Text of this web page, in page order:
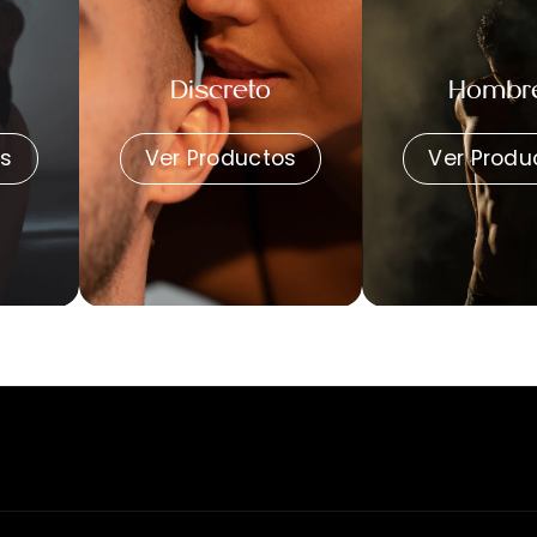
Escape
Discreto
Ver Productos Ver